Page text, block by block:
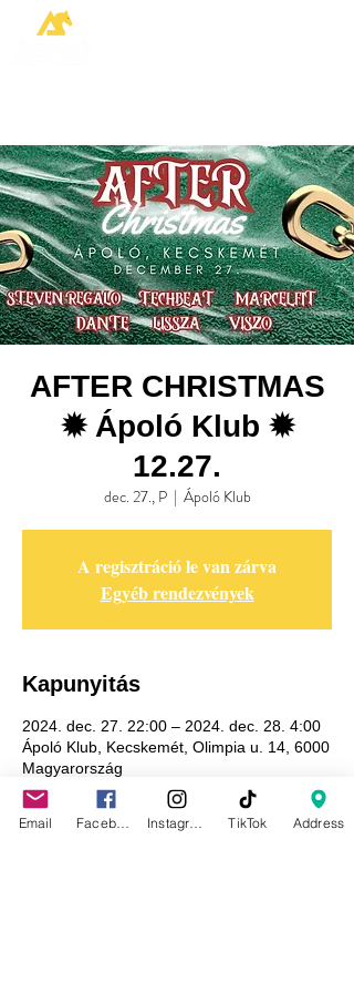
AFTER CHRISTMAS
✹ Ápoló Klub ✹
12.27.
dec. 27., P
  |
Ápoló Klub
A regisztráció le van zárva
Egyéb rendezvények
Kapunyitás
2024. dec. 27. 22:00 – 2024. dec. 28. 4:00
Ápoló Klub, Kecskemét, Olimpia u. 14, 6000
Magyarország
Email TikTok Address